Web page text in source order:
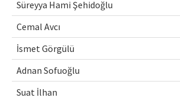
İletişim
Süreyya Hami Şehidoğlu
Cemal Avcı
İsmet Görgülü
Adnan Sofuoğlu
Suat İlhan